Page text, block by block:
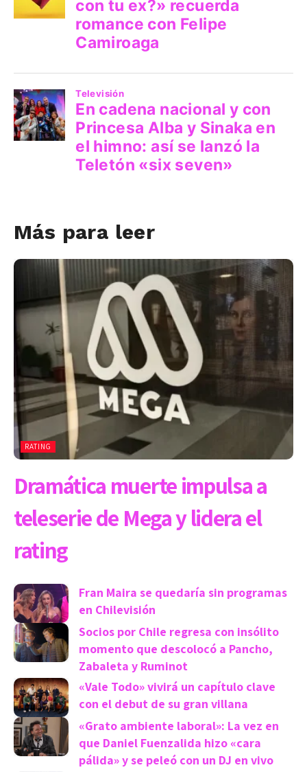
Más para leer
RATING
Dramática muerte impulsa a
teleserie de Mega y lidera el
rating
Fran Maira se quedaría sin programas
en Chilevisión
Socios por Chile regresa con insólito
momento que descolocó a Pancho,
Zabaleta y Ruminot
«Vale Todo» vivirá un capítulo clave
con el debut de su gran villana
«Grato ambiente laboral»: La vez en
que Daniel Fuenzalida hizo «cara
pálida» y se peleó con un DJ en vivo